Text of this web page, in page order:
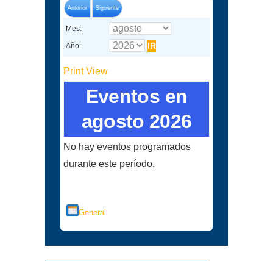
Anterior Siguiente
Mes:
Año:
PrintView
Eventos en
agosto 2026
No hay eventos programados
durante este período.
General